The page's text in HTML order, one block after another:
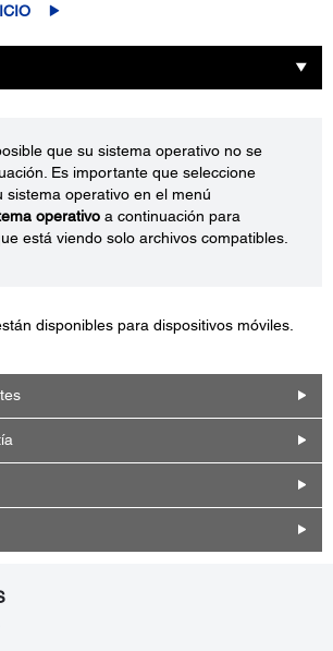
que su sistema operativo no se
Es importante que seleccione
sistema operativo en el menú
operativo a continuación para
está viendo solo archivos compatibles.
disponibles para dispositivos móviles.